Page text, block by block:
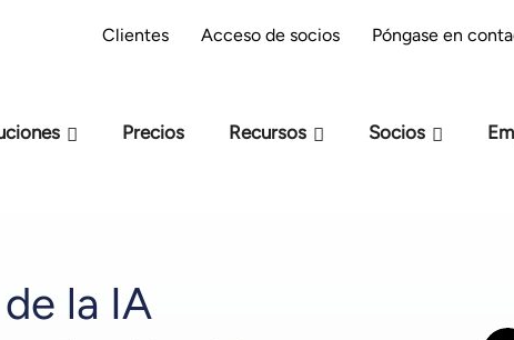
Clientes Acceso de socios Póngase en
Precios Recursos Socios
la IA
IA?